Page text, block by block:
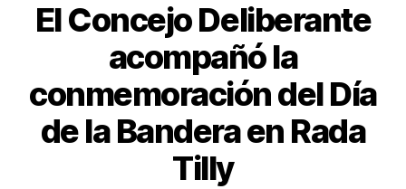
El Concejo Deliberante
acompañó la
conmemoración del Día
de la Bandera en Rada
Tilly